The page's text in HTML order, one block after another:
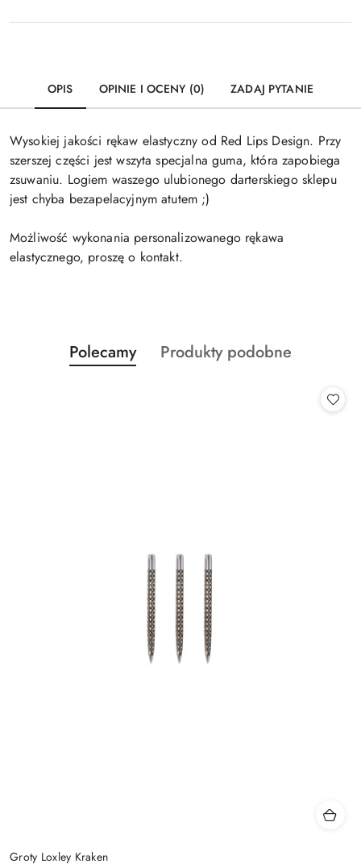
OPIS OPINIE I OCENY (0) ZADAJ PYTANIE
Wysokiej jakości rękaw elastyczny od Red Lips Design. Przy
szerszej części jest wszyta specjalna guma, która zapobiega
zsuwaniu. Logiem waszego ulubionego darterskiego sklepu
jest chyba bezapelacyjnym atutem ;)
Możliwość wykonania personalizowanego rękawa
elastycznego, proszę o kontakt.
Pomiń karuzelę produktów
Produkty
o
Polecamy
Produkty
Produkty podobne
Groty Loxley Kraken